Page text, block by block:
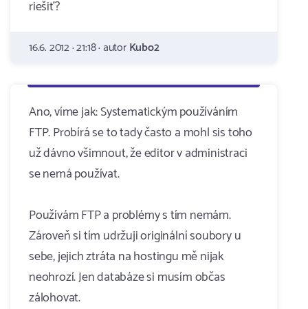
riešiť?
16.6. 2012 · 21:18 · autorKubo2
Ano, víme jak: Systematickým používáním
FTP. Probírá se to tady často a mohl sis toho
už dávno všimnout, že editor v administraci
se nemá používat.
Používám FTP a problémy s tím nemám.
Zároveň si tím udržuji originální soubory u
sebe, jejich ztráta na hostingu mě nijak
neohrozí. Jen databáze si musím občas
zálohovat.